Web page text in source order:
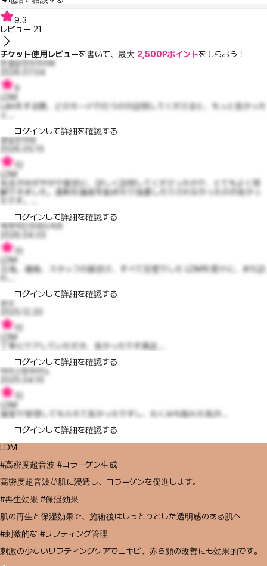
9.3
レビュー 21
チケット使用レビューを書いて、最大 2,500Pポイントをもらおう！
한결같은라우라8
2026.07.04
9
LDM
Ldmをする際、どのモードで行うのか説明してくださると、もっと良かった
ログインして詳細を確認する
콩넣은카레
2026.05.15
LDM
先生がおだやかで親切に、詳しく説明してくださったので、とてもよく理
解できました。過剰な施術を勧めたり強要したりされなかったのが良かっ
たです。...
ログインして詳細を確認する
체계적인프레드릭9
2026.04.03
LDM
立地、価格、スタッフの親切さ、すべて完璧でした LDMを受けに、また訪
れ...
ログインして詳細を確認する
셩쓰
2025.12.20
LDM
丁寧にケアしていただき、良かったです満足...
ログインして詳細を確認する
마이스윗피아노
2025.04.10
LDM
個室で管理してもらえて良かったですし、むくみも取れた気が...
ログインして詳細を確認する
LDM
#高密度超音波 #コラーゲン生成
高密度超音波が肌に浸透し、コラーゲンを促進します。
#再生効果 #保湿効果
肌の再生と保湿効果で、施術後はしっとりとした透明感のある肌へ
#刺激的な #リフティング管理
刺激の少ないリフティングケアでニキビ、赤ら顔の改善にも効果的です。